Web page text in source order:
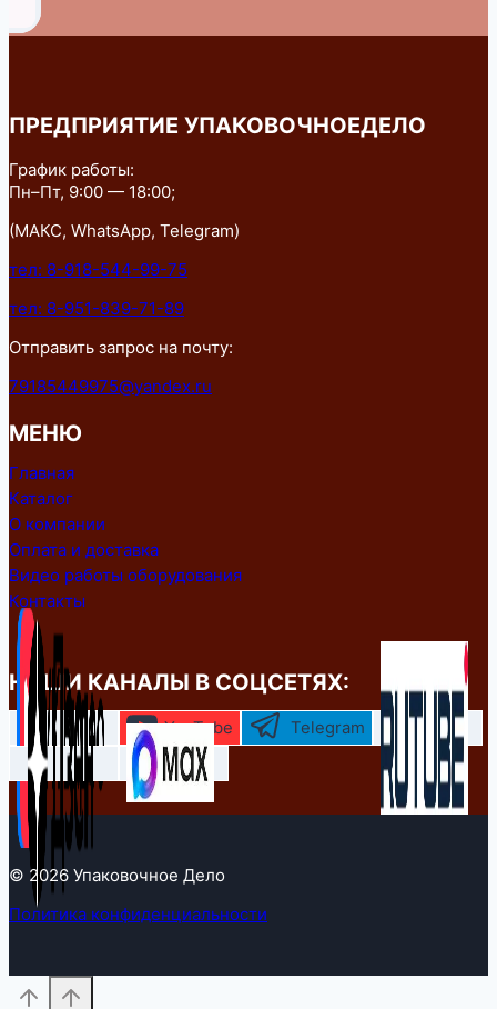
ПРЕДПРИЯТИЕ УПАКОВОЧНОЕДЕЛО
График работы:
Пн–Пт, 9:00 — 18:00;
(МАКС, WhatsApp, Telegram)
тел: 8-918-544-99-75
тел: 8-951-839-71-89
Отправить запрос на почту:
79185449975@yandex.ru
МЕНЮ
Главная
Каталог
О компании
Оплата и доставка
Видео работы оборудования
Контакты
НАШИ КАНАЛЫ В СОЦСЕТЯХ:
YouTube Telegram
© 2026 Упаковочное Дело
Политика конфиденциальности